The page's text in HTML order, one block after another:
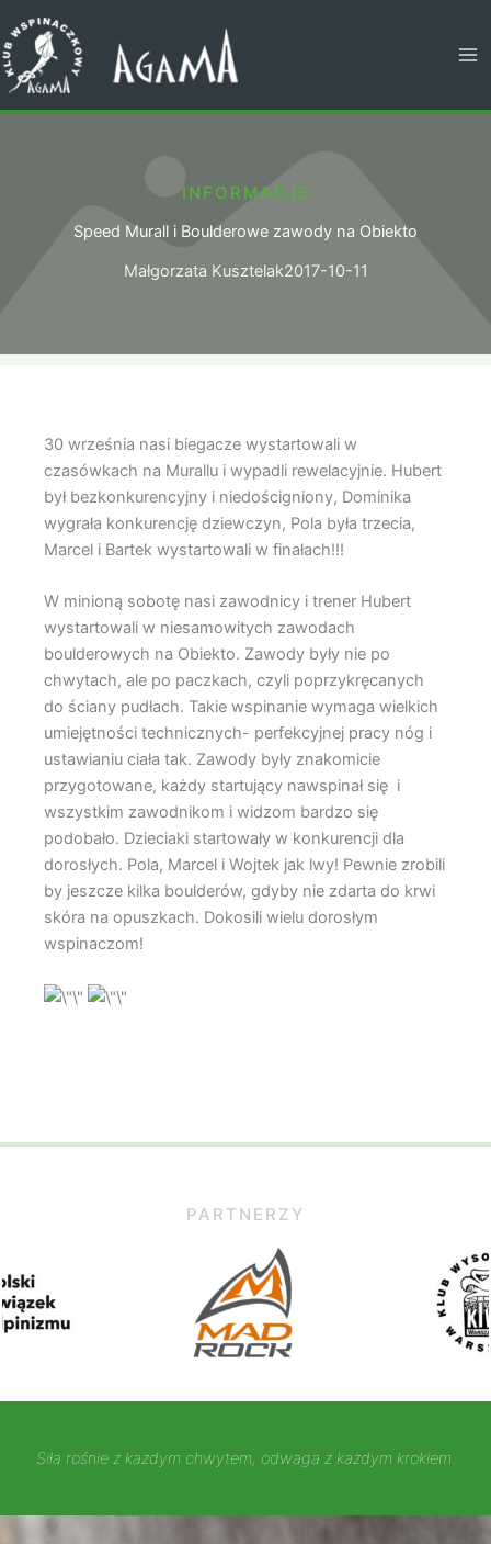
do
treści
INFORMACJE
Speed Murall i Boulderowe zawody na Obiekto
Małgorzata Kusztelak2017-10-11
30 września nasi biegacze wystartowali w
czasówkach na Murallu i wypadli rewelacyjnie. Hubert
był bezkonkurencyjny i niedościgniony, Dominika
wygrała konkurencję dziewczyn, Pola była trzecia,
Marcel i Bartek wystartowali w finałach!!!
W minioną sobotę nasi zawodnicy i trener Hubert
wystartowali w niesamowitych zawodach
boulderowych na Obiekto. Zawody były nie po
chwytach, ale po paczkach, czyli poprzykręcanych
do ściany pudłach. Takie wspinanie wymaga wielkich
umiejętności technicznych- perfekcyjnej pracy nóg i
ustawianiu ciała tak. Zawody były znakomicie
przygotowane, każdy startujący nawspinał się i
wszystkim zawodnikom i widzom bardzo się
podobało. Dzieciaki startowały w konkurencji dla
dorosłych. Pola, Marcel i Wojtek jak lwy! Pewnie zrobili
by jeszcze kilka boulderów, gdyby nie zdarta do krwi
skóra na opuszkach. Dokosili wielu dorosłym
wspinaczom!
PARTNERZY
Siła rośnie z każdym chwytem, odwaga z każdym krokiem.